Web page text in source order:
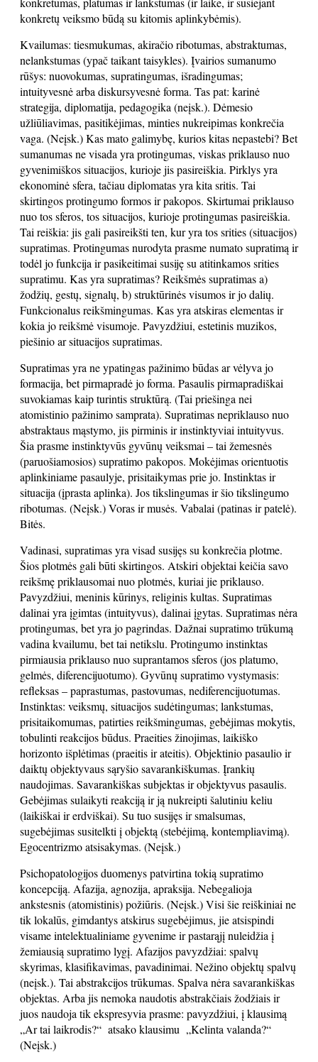
konkretų veiksmo būdą su kitomis aplinkybėmis).
Kvailumas: tiesmukumas, akiračio ribotumas, abstraktumas,
nelankstumas (ypač taikant taisykles). Įvairios sumanumo
rūšys: nuovokumas, supratingumas, išradingumas;
intuityvesnė arba diskursyvesnė forma. Tas pat: karinė
strategija, diplomatija, pedagogika (neįsk.). Dėmesio
užliūliavimas, pasitikėjimas, minties nukreipimas konkrečia
vaga. (Neįsk.) Kas mato galimybę, kurios kitas nepastebi? Bet
sumanumas ne visada yra protingumas, viskas priklauso nuo
gyvenimiškos situacijos, kurioje jis pasireiškia. Pirklys yra
ekonominė sfera, tačiau diplomatas yra kita sritis. Tai
skirtingos protingumo formos ir pakopos. Skirtumai priklauso
nuo tos sferos, tos situacijos, kurioje protingumas pasireiškia.
Tai reiškia: jis gali pasireikšti ten, kur yra tos srities (situacijos)
supratimas. Protingumas nurodyta prasme numato supratimą ir
todėl jo funkcija ir pasikeitimai susiję su atitinkamos srities
supratimu. Kas yra supratimas? Reikšmės supratimas a)
žodžių, gestų, signalų, b) struktūrinės visumos ir jo dalių.
Funkcionalus reikšmingumas. Kas yra atskiras elementas ir
kokia jo reikšmė visumoje. Pavyzdžiui, estetinis muzikos,
piešinio ar situacijos supratimas.
Supratimas yra ne ypatingas pažinimo būdas ar vėlyva jo
formacija, bet pirmapradė jo forma. Pasaulis pirmapradiškai
suvokiamas kaip turintis struktūrą. (Tai priešinga nei
atomistinio pažinimo samprata). Supratimas nepriklauso nuo
abstraktaus mąstymo, jis pirminis ir instinktyviai intuityvus.
Šia prasme instinktyvūs gyvūnų veiksmai – tai žemesnės
(paruošiamosios) supratimo pakopos. Mokėjimas orientuotis
aplinkiniame pasaulyje, prisitaikymas prie jo. Instinktas ir
situacija (įprasta aplinka). Jos tikslingumas ir šio tikslingumo
ribotumas. (Neįsk.) Voras ir musės. Vabalai (patinas ir patelė).
Bitės.
Vadinasi, supratimas yra visad susijęs su konkrečia plotme.
Šios plotmės gali būti skirtingos. Atskiri objektai keičia savo
reikšmę priklausomai nuo plotmės, kuriai jie priklauso.
Pavyzdžiui, meninis kūrinys, religinis kultas. Supratimas
dalinai yra įgimtas (intuityvus), dalinai įgytas. Supratimas nėra
protingumas, bet yra jo pagrindas. Dažnai supratimo trūkumą
vadina kvailumu, bet tai netikslu. Protingumo instinktas
pirmiausia priklauso nuo suprantamos sferos (jos platumo,
gelmės, diferencijuotumo). Gyvūnų supratimo vystymasis:
refleksas – paprastumas, pastovumas, nediferencijuotumas.
Instinktas: veiksmų, situacijos sudėtingumas; lankstumas,
prisitaikomumas, patirties reikšmingumas, gebėjimas mokytis,
tobulinti reakcijos būdus. Praeities žinojimas, laikiško
horizonto išplėtimas (praeitis ir ateitis). Objektinio pasaulio ir
daiktų objektyvaus sąryšio savarankiškumas. Įrankių
naudojimas. Savarankiškas subjektas ir objektyvus pasaulis.
Gebėjimas sulaikyti reakciją ir ją nukreipti šalutiniu keliu
(laikiškai ir erdviškai). Su tuo susijęs ir smalsumas,
sugebėjimas susitelkti į objektą (stebėjimą, kontempliavimą).
Egocentrizmo atsisakymas. (Neįsk.)
Psichopatologijos duomenys patvirtina tokią supratimo
koncepciją. Afazija, agnozija, apraksija. Nebegalioja
ankstesnis (atomistinis) požiūris. (Neįsk.) Visi šie reiškiniai ne
tik lokalūs, gimdantys atskirus sugebėjimus, jie atsispindi
visame intelektualiniame gyvenime ir pastarąjį nuleidžia į
žemiausią supratimo lygį. Afazijos pavyzdžiai: spalvų
skyrimas, klasifikavimas, pavadinimai. Nežino objektų spalvų
(neįsk.). Tai abstrakcijos trūkumas. Spalva nėra savarankiškas
objektas. Arba jis nemoka naudotis abstrakčiais žodžiais ir
juos naudoja tik ekspresyvia prasme: pavyzdžiui, į klausimą
„Ar tai laikrodis?“ atsako klausimu „Kelinta valanda?“
(Neįsk.)